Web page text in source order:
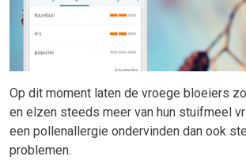
Op dit moment laten de vroege bloeiers
en elzen steeds meer van hun stuifmeel
een pollenallergie ondervinden dan ook
problemen.